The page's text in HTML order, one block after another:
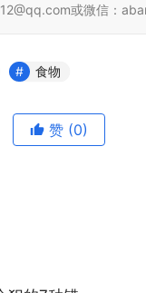
或微信：
食物
赞 (0)